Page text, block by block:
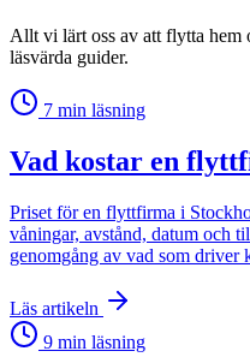
Allt vi lärt oss av att flytta hem
läsvärda guider.
7 min läsning
Vad kostar en
Priset för en flyttfirma i
våningar, avstånd, datum och
genomgång av vad som driver
Läs artikeln
9 min läsning